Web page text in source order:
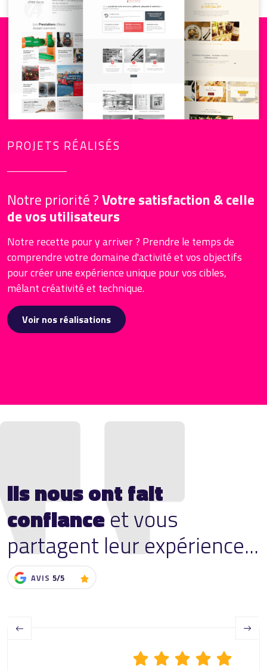
PROJETS RÉALISÉS
Notre priorité ?Votre satisfaction & celle
de vos utilisateurs
Notre recette pour y arriver ? Prendre le temps de
comprendre votre domaine d'activité et vos objectifs
pour créer une expérience unique pour vos cibles,
mêlant créativité et technique.
Voir nos réalisations
Ils nous ont fait
confianceet vous
partagent leur expérience...
AVIS 5/5